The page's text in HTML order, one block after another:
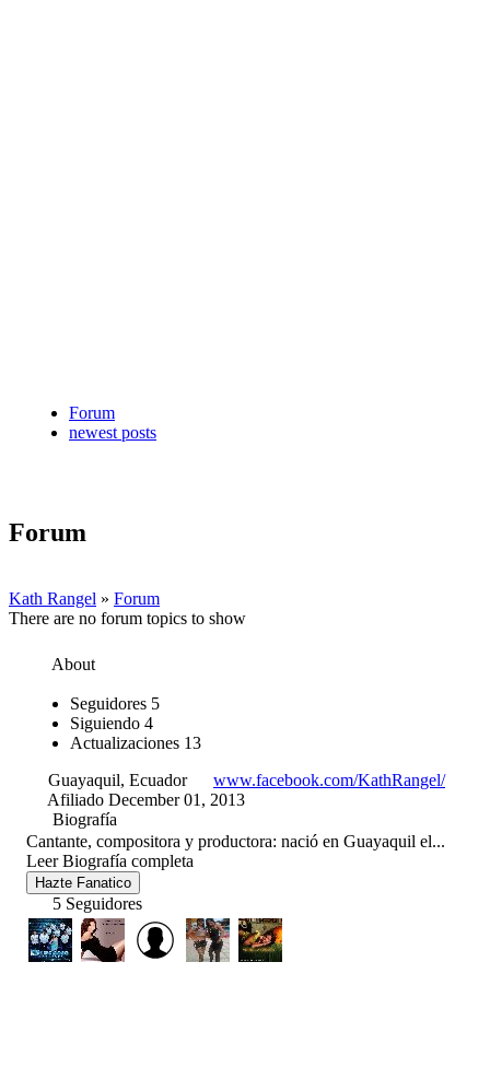
Forum
newest posts
Forum
Kath Rangel » Forum
There are no forum topics to show
About
Seguidores 5
Siguiendo 4
Actualizaciones 13
Guayaquil, Ecuador
www.facebook.com/KathRangel/
Afiliado December 01, 2013
Biografía
Cantante, compositora y productora: nació en Guayaquil el...
Leer Biografía completa
Hazte Fanatico
5 Seguidores